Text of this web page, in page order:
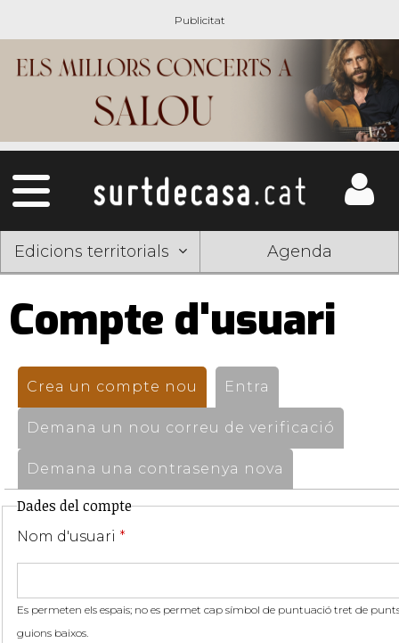
Edicions territorials Agenda
Compte d'usuari
Pestanyes
primàries
Crea un compte nou (pestanya activa)
Entra
Demana un nou correu de verificació
Demana una contrasenya nova
Dades del compte
Nom d'usuari *
Es permeten els espais; no es permet cap símbol de puntuació tret de
guions baixos.